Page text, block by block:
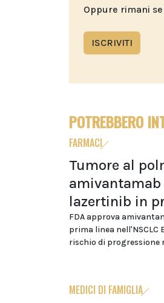
Oppure rimani
ISCRIVITI
POTREBBERO
FARMACI
Tumore al
lazertinib in
FDA approva
prima linea nell'NSCLC
rischio di
MEDICI DI FAMIGLIA